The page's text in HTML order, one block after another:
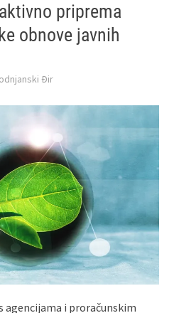
priprema
obnove javnih
Đir
agencijama i proračunskim